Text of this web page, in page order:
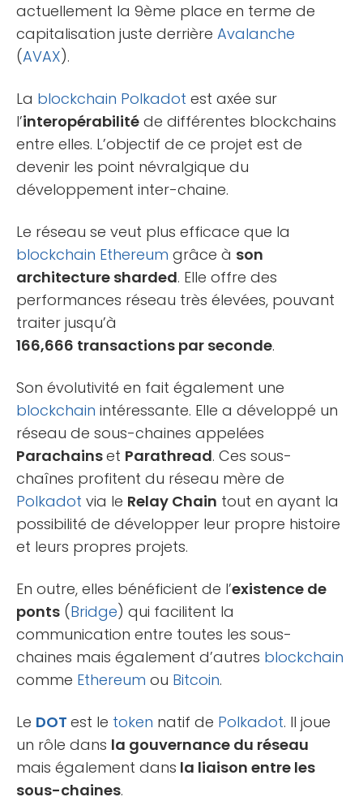
actuellement la 9ème place en terme de
capitalisation juste derrière Avalanche
(AVAX).
La blockchain Polkadot est axée sur
l’interopérabilité de différentes blockchains
entre elles. L’objectif de ce projet est de
devenir les point névralgique du
développement inter-chaine.
Le réseau se veut plus efficace que la
blockchain Ethereum grâce à son
architecture sharded. Elle offre des
performances réseau très élevées, pouvant
traiter jusqu’à
166,666 transactions par seconde.
Son évolutivité en fait également une
blockchain intéressante. Elle a développé un
réseau de sous-chaines appelées
Parachainset Parathread. Ces sous-
chaînes profitent du réseau mère de
Polkadot via le Relay Chain tout en ayant la
possibilité de développer leur propre histoire
et leurs propres projets.
En outre, elles bénéficient de l’existence de
ponts (Bridge) qui facilitent la
communication entre toutes les sous-
chaines mais également d’autres blockchain
comme Ethereum ou Bitcoin.
Le DOT est le token natif de Polkadot. Il joue
un rôle dans la gouvernance du réseau
mais également dans la liaison entre les
sous-chaines.